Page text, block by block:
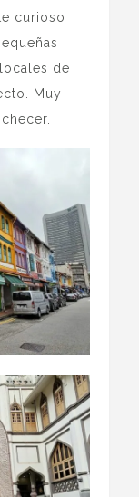
curioso
de
Muy